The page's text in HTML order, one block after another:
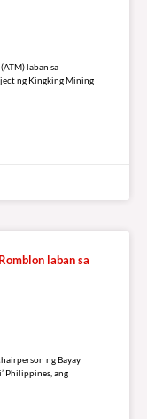
laban sa
ng Kingking Mining
laban sa
ng Bayay
Philippines, ang